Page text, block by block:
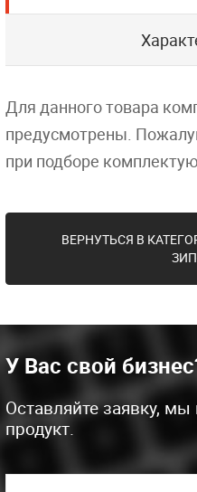
Для данного товара
предусмотрены.
при подборе
ВЕРНУТЬСЯ В
У Вас свой
Оставляйте заявку,
продукт.